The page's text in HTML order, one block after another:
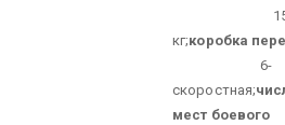
кг;коробка
6-
скоростная;
мест боевого